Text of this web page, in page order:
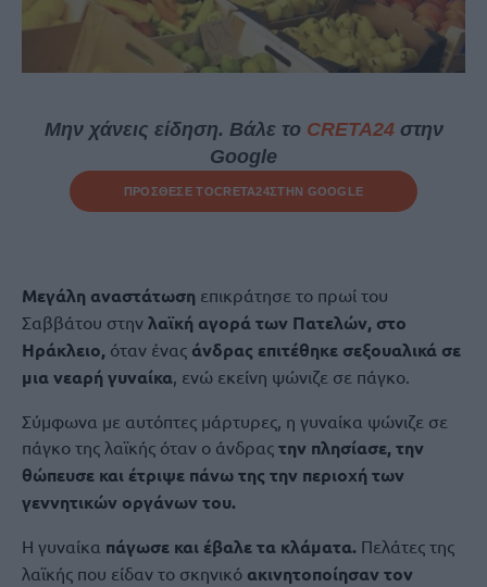
Μην χάνεις είδηση. Βάλε το CRETA24στην
Google
ΠΡΟΣΘΕΣΕ ΤΟCRETA24ΣΤΗΝ GOOGLE
Μεγάλη αναστάτωση επικράτησε το πρωί του
Σαββάτου στην λαϊκή αγορά των Πατελών, στο
Ηράκλειο, όταν ένας άνδρας επιτέθηκε σεξουαλικά σε
μια νεαρή γυναίκα, ενώ εκείνη ψώνιζε σε πάγκο.
Σύμφωνα με αυτόπτες μάρτυρες, η γυναίκα ψώνιζε σε
πάγκο της λαϊκής όταν ο άνδρας την πλησίασε, την
θώπευσε και έτριψε πάνω της την περιοχή των
γεννητικών οργάνων του.
Η γυναίκα πάγωσε και έβαλε τα κλάματα. Πελάτες της
λαϊκής που είδαν το σκηνικό ακινητοποίησαν τον